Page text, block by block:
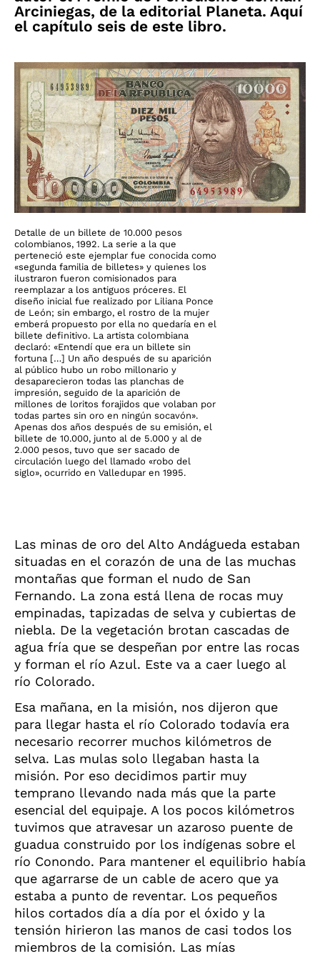
Arciniegas, de la editorial Planeta. Aquí
el capítulo seis de este libro.
Detalle de un billete de 10.000 pesos
colombianos, 1992. La serie a la que
perteneció este ejemplar fue conocida como
«segunda familia de billetes» y quienes los
ilustraron fueron comisionados para
reemplazar a los antiguos próceres. El
diseño inicial fue realizado por Liliana Ponce
de León; sin embargo, el rostro de la mujer
emberá propuesto por ella no quedaría en el
billete definitivo. La artista colombiana
declaró: «Entendí que era un billete sin
fortuna […] Un año después de su aparición
al público hubo un robo millonario y
desaparecieron todas las planchas de
impresión, seguido de la aparición de
millones de loritos forajidos que volaban por
todas partes sin oro en ningún socavón».
Apenas dos años después de su emisión, el
billete de 10.000, junto al de 5.000 y al de
2.000 pesos, tuvo que ser sacado de
circulación luego del llamado «robo del
siglo», ocurrido en Valledupar en 1995.
Las minas de oro del Alto Andágueda estaban
situadas en el corazón de una de las muchas
montañas que forman el nudo de San
Fernando. La zona está llena de rocas muy
empinadas, tapizadas de selva y cubiertas de
niebla. De la vegetación brotan cascadas de
agua fría que se despeñan por entre las rocas
y forman el río Azul. Este va a caer luego al
río Colorado.
Esa mañana, en la misión, nos dijeron que
para llegar hasta el río Colorado todavía era
necesario recorrer muchos kilómetros de
selva. Las mulas solo llegaban hasta la
misión. Por eso decidimos partir muy
temprano llevando nada más que la parte
esencial del equipaje. A los pocos kilómetros
tuvimos que atravesar un azaroso puente de
guadua construido por los indígenas sobre el
río Conondo. Para mantener el equilibrio había
que agarrarse de un cable de acero que ya
estaba a punto de reventar. Los pequeños
hilos cortados día a día por el óxido y la
tensión hirieron las manos de casi todos los
miembros de la comisión. Las mías